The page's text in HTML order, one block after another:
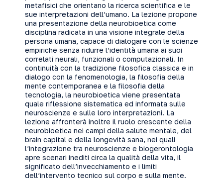
metafisici che orientano la ricerca scientifica e le
sue interpretazioni dell’umano. La lezione propone
una presentazione della neurobioetica come
disciplina radicata in una visione integrale della
persona umana, capace di dialogare con le scienze
empiriche senza ridurre l’identità umana ai suoi
correlati neurali, funzionali o computazionali. In
continuità con la tradizione filosofica classica e in
dialogo con la fenomenologia, la filosofia della
mente contemporanea e la filosofia della
tecnologia, la neurobioetica viene presentata
quale riflessione sistematica ed informata sulle
neuroscienze e sulle loro interpretazioni. La
lezione affronterà inoltre il ruolo crescente della
neurobioetica nei campi della salute mentale, del
brain capital e della longevità sana, nei quali
l’integrazione tra neuroscienze e biogerontologia
apre scenari inediti circa la qualità della vita, il
significato dell’invecchiamento e i limiti
dell’intervento tecnico sul corpo e sulla mente.